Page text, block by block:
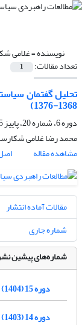
نویسنده =غلامی
تعداد مقالات: 1
تحلیل گفتمان
1368-1376)
دوره 6، شماره 20، پاییز 1395، صفحه
محمد رضا غلامی
مشاهده مقاله
مقالات آماده انتشار
شماره جاری
شماره‌های پیشین
دوره 15 (1404)
دوره 14 (1403)